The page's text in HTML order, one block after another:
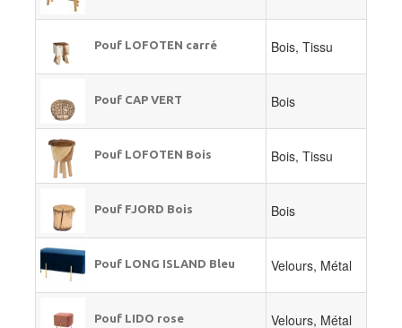
Pouf LOFOTEN carré Bois, Tissu
Pouf CAP VERT Bois
Pouf LOFOTEN Bois Bois, Tissu
Pouf FJORD Bois Bois
Pouf LONG ISLAND Bleu Velours, Métal
Pouf LIDO rose Velours, Métal